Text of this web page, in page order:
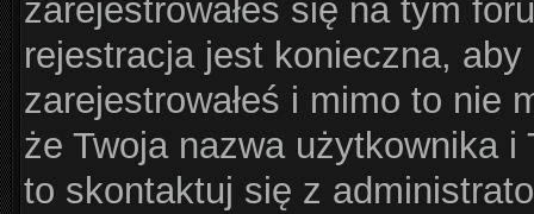
zarejestrowałeś się na tym
rejestracja jest konieczna,
zarejestrowałeś i mimo to nie
że Twoja nazwa użytkownika i
to skontaktuj się z